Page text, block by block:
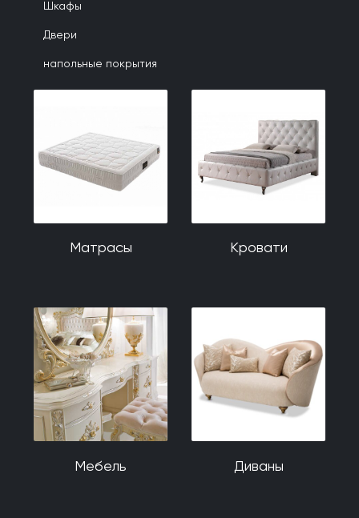
Шкафы
Двери
напольные покрытия
Матрасы Кровати
Мебель Диваны